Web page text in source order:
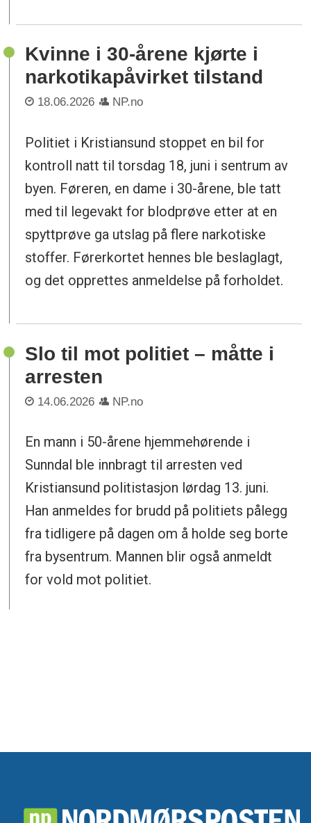
Kvinne i 30-årene kjørte i
narkotikapåvirket tilstand
18.06.2026 NP.no
Politiet i Kristiansund stoppet en bil for
kontroll natt til torsdag 18, juni i sentrum av
byen. Føreren, en dame i 30-årene, ble tatt
med til legevakt for blodprøve etter at en
spyttprøve ga utslag på flere narkotiske
stoffer. Førerkortet hennes ble beslaglagt,
og det opprettes anmeldelse på forholdet.
Slo til mot politiet – måtte i
arresten
14.06.2026 NP.no
En mann i 50-årene hjemmehørende i
Sunndal ble innbragt til arresten ved
Kristiansund politistasjon lørdag 13. juni.
Han anmeldes for brudd på politiets pålegg
fra tidligere på dagen om å holde seg borte
fra bysentrum. Mannen blir også anmeldt
for vold mot politiet.